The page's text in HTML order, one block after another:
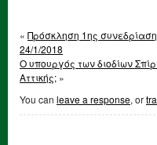
« Πρόσκληση 1ης
24/1/2018
Ο υπουργός των διοδίων
Αττικής; »
You can leave a response, or